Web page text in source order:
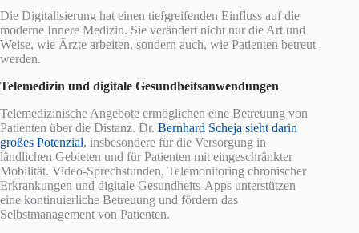
Die Digitalisierung hat einen tiefgreifenden Einfluss auf die
moderne Innere Medizin. Sie verändert nicht nur die Art und
Weise, wie Ärzte arbeiten, sondern auch, wie Patienten betreut
werden.
Telemedizin und digitale Gesundheitsanwendungen
Telemedizinische Angebote ermöglichen eine Betreuung von
Patienten über die Distanz. Dr. Bernhard Scheja sieht darin
großes Potenzial, insbesondere für die Versorgung in
ländlichen Gebieten und für Patienten mit eingeschränkter
Mobilität. Video-Sprechstunden, Telemonitoring chronischer
Erkrankungen und digitale Gesundheits-Apps unterstützen
eine kontinuierliche Betreuung und fördern das
Selbstmanagement von Patienten.